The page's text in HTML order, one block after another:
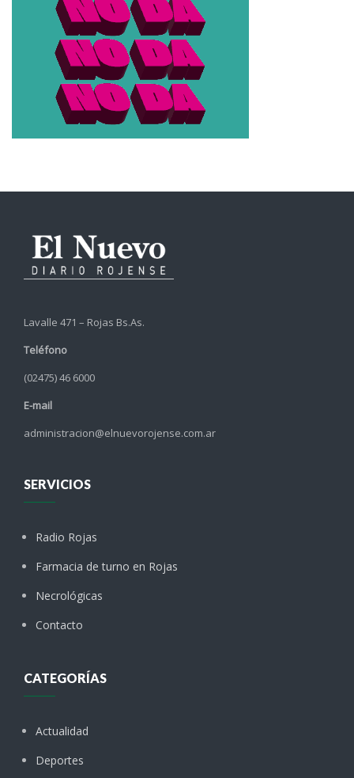
Lavalle 471 – Rojas Bs.As.
Teléfono
(02475) 46 6000
E-mail
administracion@elnuevorojense.com.ar
SERVICIOS
Radio Rojas
Farmacia de turno en Rojas
Necrológicas
Contacto
CATEGORÍAS
Actualidad
Deportes